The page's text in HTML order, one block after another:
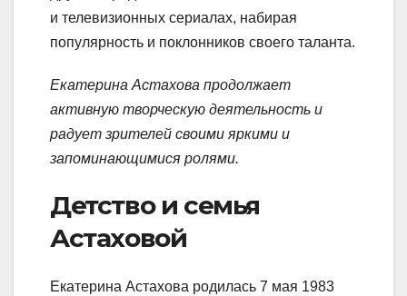
и телевизионных сериалах, набирая
популярность и поклонников своего таланта.
Екатерина Астахова продолжает
активную творческую деятельность и
радует зрителей своими яркими и
запоминающимися ролями.
Детство и семья
Астаховой
Екатерина Астахова родилась 7 мая 1983